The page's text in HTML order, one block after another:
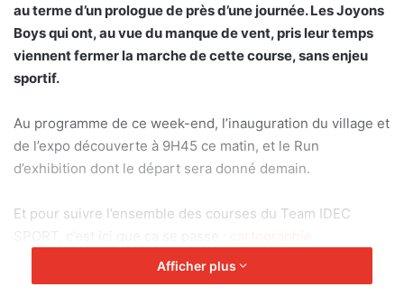
au terme d’un prologue de près d’une journée. Les Joyons
Boys qui ont, au vue du manque de vent, pris leur temps
viennent fermer la marche de cette course, sans enjeu
sportif.
Au programme de ce week-end, l’inauguration du village et
de l’expo découverte à 9H45 ce matin, et le Run
d’exhibition dont le départ sera donné demain.
Et pour suivre l’ensemble des courses du Team IDEC
Afficher plus